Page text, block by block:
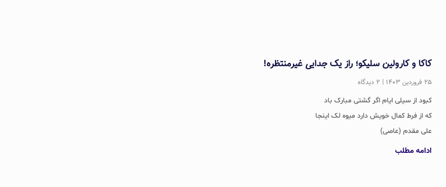
کاکا و کارولین سلیکو؛ راز یک جدایی غیرمنتظره!
۲۵ فروردین ۱۴۰۳
کبود از سیلی ایام اگر گشتی مبارک باد
که از فرط کمال خویش دارد میوه لک اینجا
علی مقدم (عاصی)
ادامه مطلب